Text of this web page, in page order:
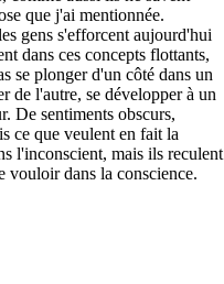
que j'ai mentionnée.
gens s'efforcent aujourd'hui
dans ces concepts flottants,
se plonger d'un côté dans un
de l'autre, se développer à un
De sentiments obscurs,
ce que veulent en fait la
l'inconscient, mais ils reculent
vouloir dans la conscience.